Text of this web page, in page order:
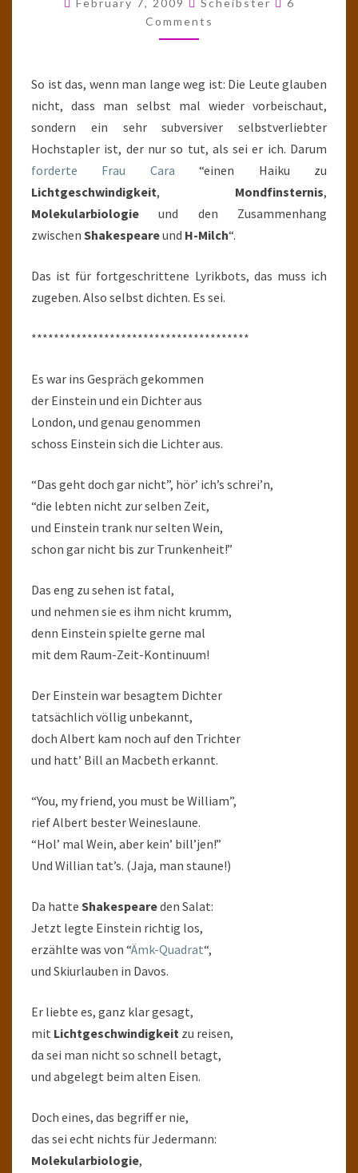
BILL
TRINKT
February 7, 2009 Scheibster
6
Comments
So ist das, wenn man lange weg ist: Die Leute glauben
nicht, dass man selbst mal wieder vorbeischaut,
sondern ein sehr subversiver selbstverliebter
Hochstapler ist, der nur so tut, als sei er ich. Darum
forderte Frau Cara“einen Haiku zu
Lichtgeschwindigkeit, Mondfinsternis,
Molekularbiologie und den Zusammenhang
zwischen Shakespeareund H-Milch“.
Das ist für fortgeschrittene Lyrikbots, das muss ich
zugeben. Also selbst dichten. Es sei.
***************************************
Es war ins Gespräch gekommen
der Einstein und ein Dichter aus
London, und genau genommen
schoss Einstein sich die Lichter aus.
“Das geht doch gar nicht”, hör’ ich’s schrei’n,
“die lebten nicht zur selben Zeit,
und Einstein trank nur selten Wein,
schon gar nicht bis zur Trunkenheit!”
Das eng zu sehen ist fatal,
und nehmen sie es ihm nicht krumm,
denn Einstein spielte gerne mal
mit dem Raum-Zeit-Kontinuum!
Der Einstein war besagtem Dichter
tatsächlich völlig unbekannt,
doch Albert kam noch auf den Trichter
und hatt’ Bill an Macbeth erkannt.
“You, my friend, you must be William”,
rief Albert bester Weineslaune.
“Hol’ mal Wein, aber kein’ bill’jen!”
Und Willian tat’s. (Jaja, man staune!)
Da hatte Shakespeareden Salat:
Jetzt legte Einstein richtig los,
erzählte was von “Ämk-Quadrat“,
und Skiurlauben in Davos.
Er liebte es, ganz klar gesagt,
mit Lichtgeschwindigkeit zu reisen,
da sei man nicht so schnell betagt,
und abgelegt beim alten Eisen.
Doch eines, das begriff er nie,
das sei echt nichts für Jedermann:
Molekularbiologie,